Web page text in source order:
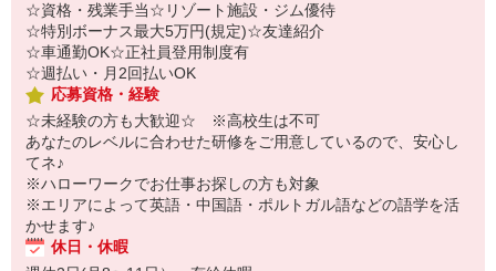
☆資格・残業手当☆リゾート施設・ジム優待
☆特別ボーナス最大5万円(規定)☆友達紹介
☆車通勤OK☆正社員登用制度有
☆週払い・月2回払いOK
応募資格・経験
☆未経験の方も大歓迎☆ ※高校生は不可
あなたのレベルに合わせた研修をご用意しているので、安心し
てネ♪
※ハローワークでお仕事お探しの方も対象
※エリアによって英語・中国語・ポルトガル語などの語学を活
かせます♪
休日・休暇